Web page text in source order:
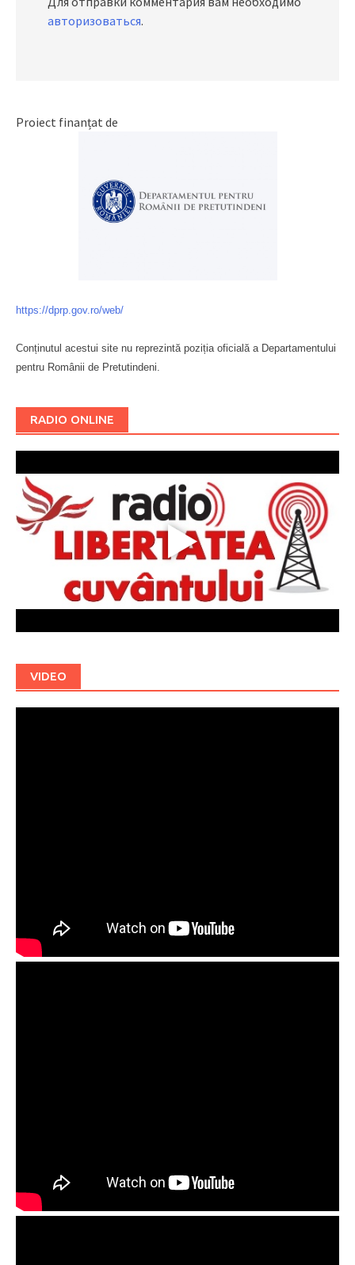
авторизоваться.
Proiect finanțat de
https://dprp.gov.ro/web/
Conținutul acestui site nu reprezintă poziția oficială a Departamentului
pentru Românii de Pretutindeni.
RADIO ONLINE
VIDEO